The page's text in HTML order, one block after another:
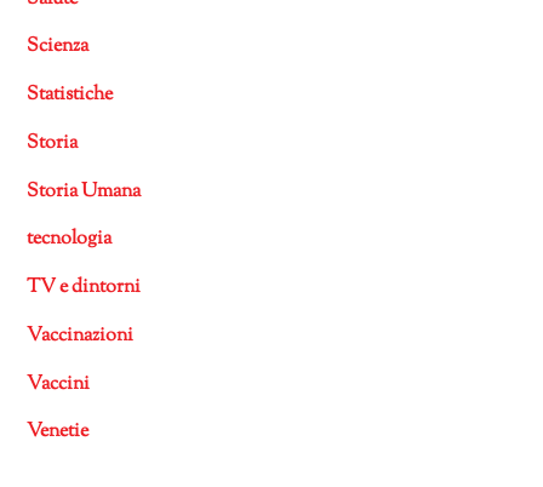
Scienza
Statistiche
Storia
Storia Umana
tecnologia
TV e dintorni
Vaccinazioni
Vaccini
Venetie